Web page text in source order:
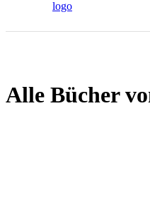
Alle Bücher